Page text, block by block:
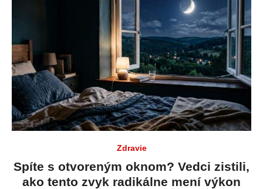
Prečo vám paradajky hnijú od spodku a ako im hneď pomôcť: Vaječné škrupiny nestačia
Zdravie
Spíte s otvoreným oknom? Vedci zistili,
ako tento zvyk radikálne mení výkon